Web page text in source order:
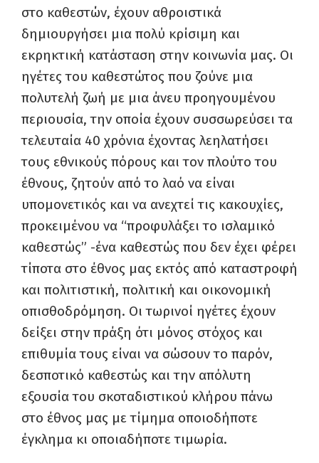
στο καθεστών, έχουν αθροιστικά
δημιουργήσει μια πολύ κρίσιμη και
εκρηκτική κατάσταση στην κοινωνία μας. Οι
ηγέτες του καθεστώτος που ζούνε μια
πολυτελή ζωή με μια άνευ προηγουμένου
περιουσία, την οποία έχουν συσσωρεύσει τα
τελευταία 40 χρόνια έχοντας λεηλατήσει
τους εθνικούς πόρους και τον πλούτο του
έθνους, ζητούν από το λαό να είναι
υπομονετικός και να ανεχτεί τις κακουχίες,
προκειμένου να “προφυλάξει το ισλαμικό
καθεστώς” -ένα καθεστώς που δεν έχει φέρει
τίποτα στο έθνος μας εκτός από καταστροφή
και πολιτιστική, πολιτική και οικονομική
οπισθοδρόμηση. Οι τωρινοί ηγέτες έχουν
δείξει στην πράξη ότι μόνος στόχος και
επιθυμία τους είναι να σώσουν το παρόν,
δεσποτικό καθεστώς και την απόλυτη
εξουσία του σκοταδιστικού κλήρου πάνω
στο έθνος μας με τίμημα οποιοδήποτε
έγκλημα κι οποιαδήποτε τιμωρία.